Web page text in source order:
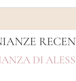
DI